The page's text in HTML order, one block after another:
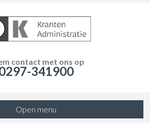
contact met ons op
341900
Open menu